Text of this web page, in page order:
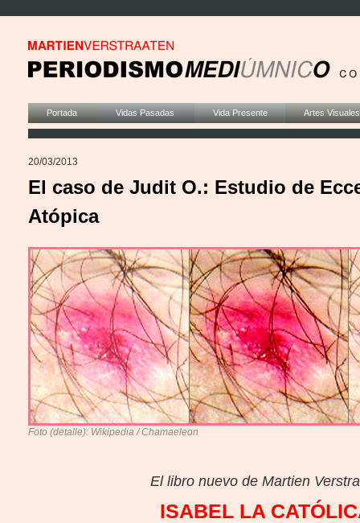
Portada Vidas Pasadas Vida Presente Artes Visuales
20/03/2013
El caso de Judit O.: Estudio de
Atópica
Foto (detalle): Wikipedia / Chamaeleon
El libro nuevo de Martien
ISABEL LA